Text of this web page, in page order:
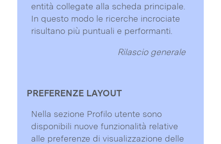
entità collegate alla scheda principale.
In questo modo le ricerche incrociate
risultano più puntuali e performanti.
Rilascio generale
PREFERENZE LAYOUT
Nella sezione Profilo utente sono
disponibili nuove funzionalità relative
alle preferenze di visualizzazione delle